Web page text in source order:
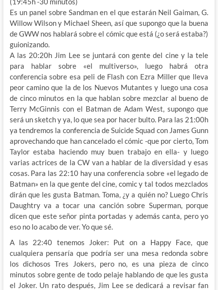
Es un panel sobre Sandman en el que estarán Neil Gaiman, G.
Willow Wilson y Michael Sheen, así que supongo que la buena
de GWW nos hablará sobre el cómic que está (¿o será estaba?)
guionizando.
A las 20:20h Jim Lee se juntará con gente del cine y la tele
para hablar sobre «el multiverso», luego habrá otra
conferencia sobre esa peli de Flash con Ezra Miller que lleva
peor camino que la de los Nuevos Mutantes y luego una cosa
de cinco minutos en la que hablan sobre mezclar al bueno de
Terry McGinnis con el Batman de Adam West, supongo que
será un sketch y ya, lo que sea por hacer bulto. Para las 21:00h
ya tendremos la conferencia de Suicide Squad con James Gunn
aprovechando que han cancelado el cómic -que por cierto, Tom
Taylor estaba haciendo muy buen trabajo en ella- y luego
varias actrices de la CW van a hablar de la diversidad y esas
cosas. Para las 22:10 hay una conferencia sobre «el legado de
Batman» en la que gente del cine, comic y tal todos mezclados
dirán que les gusta Batman. Toma, ¿y a quién no? Luego Chris
Daughtry va a tocar una canción sobre Superman, porque
dicen que este señor pinta portadas y además canta, pero yo
eso no lo acabo de ver. Yo que sé.
A las 22:40 tenemos Joker: Put on a Happy Face, que
cualquiera pensaría que podría ser una mesa redonda sobre
los dichosos Tres Jokers, pero no, es una pieza de cinco
minutos sobre gente de todo pelaje hablando de que les gusta
el Joker. Un rato después, Jim Lee se dedicará a revisar fan